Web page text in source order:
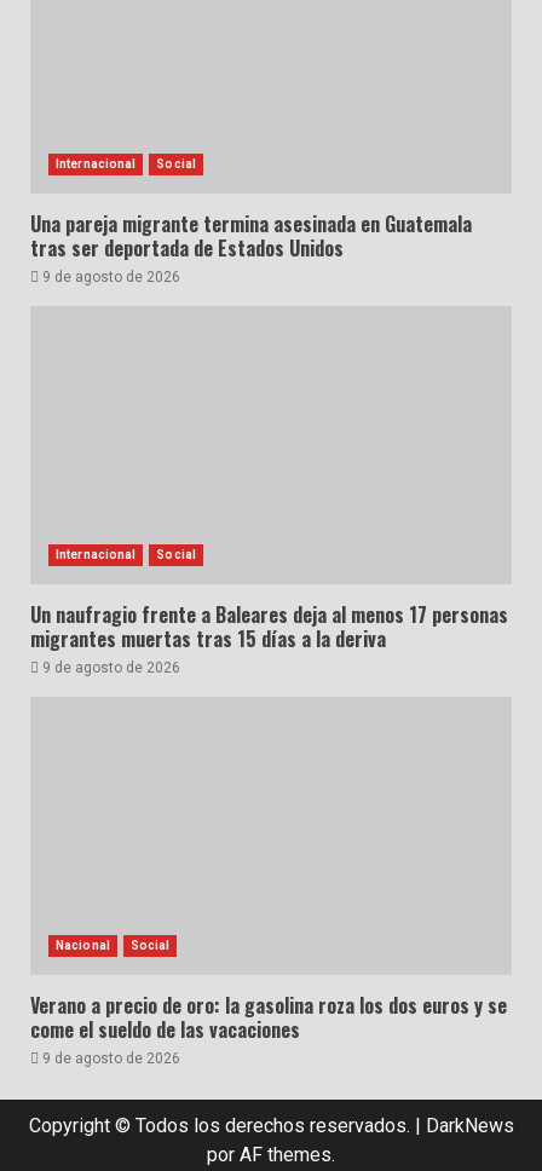
Internacional Social
Una pareja migrante termina asesinada en Guatemala
tras ser deportada de Estados Unidos
9 de agosto de 2026
Internacional Social
Un naufragio frente a Baleares deja al menos 17 personas
migrantes muertas tras 15 días a la deriva
9 de agosto de 2026
Nacional Social
Verano a precio de oro: la gasolina roza los dos euros y se
come el sueldo de las vacaciones
9 de agosto de 2026
Copyright © Todos los derechos reservados. | DarkNews
por AF themes.